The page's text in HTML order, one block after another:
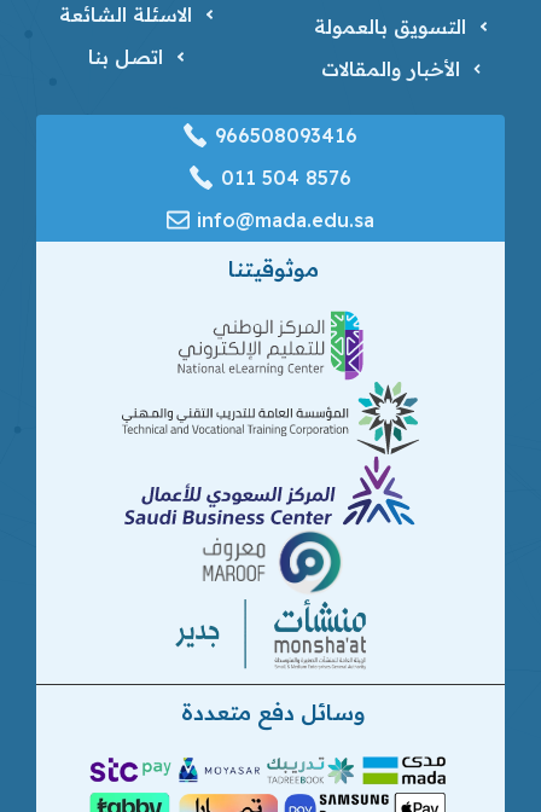
التسويق بالعمولة
الأخبار والمقالات
الاسئلة الشائعة
اتصل بنا
966508093416
‎011 504 8576
info@mada.edu.sa
موثوقيتنا
وسائل دفع متعددة